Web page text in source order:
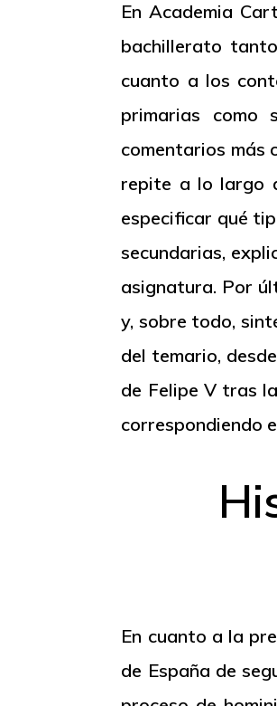
En Academia
bachillerato
cuanto a los
primarias como
comentarios más
repite a lo largo
especificar qué
secundarias,
asignatura. Por
y, sobre todo,
del temario,
de Felipe V tras
correspondiendo
En cuanto a la
de España de